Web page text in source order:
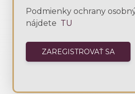
Podmienky ochrany
nájdete TU